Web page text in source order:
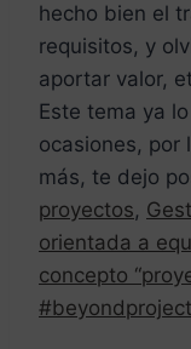
hecho bien el
requisitos, y
aportar valor,
Este tema ya
ocasiones, por
más, te dejo
proyectos,
orientada a
concepto
#beyondproject